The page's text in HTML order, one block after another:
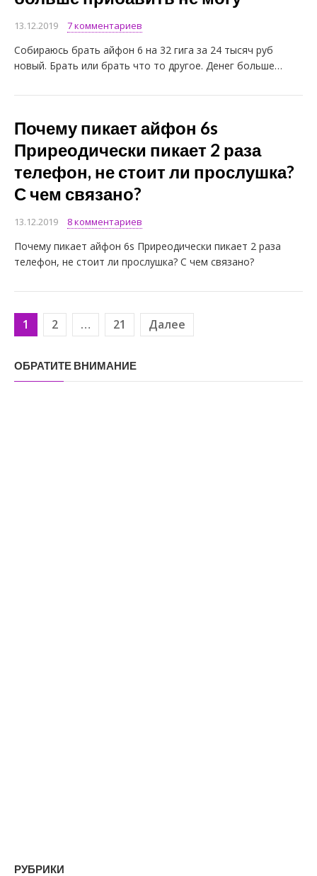
13.12.2019 7 комментариев
Собираюсь брать айфон 6 на 32 гига за 24 тысяч руб
новый. Брать или брать что то другое. Денег больше…
Почему пикает айфон 6s
Приреодически пикает 2 раза
телефон, не стоит ли прослушка?
С чем связано?
13.12.2019 8 комментариев
Почему пикает айфон 6s Приреодически пикает 2 раза
телефон, не стоит ли прослушка? С чем связано?
Навигация по записям
1 2 … 21 Далее
ОБРАТИТЕ ВНИМАНИЕ
РУБРИКИ